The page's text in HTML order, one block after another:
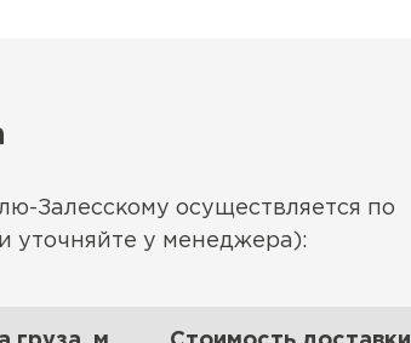
Залесскому осуществляется по
уточняйте у менеджера):